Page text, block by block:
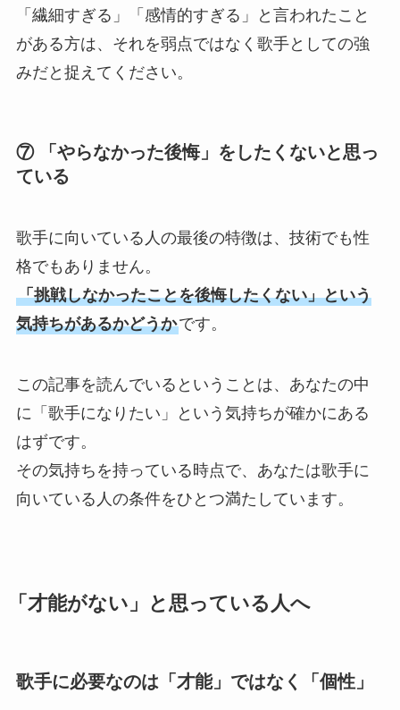
「繊細すぎる」「感情的すぎる」と言われたこと
がある方は、それを弱点ではなく歌手としての強
みだと捉えてください。
⑦ 「やらなかった後悔」をしたくないと思っ
ている
歌手に向いている人の最後の特徴は、技術でも性
格でもありません。
「挑戦しなかったことを後悔したくない」という
気持ちがあるかどうかです。
この記事を読んでいるということは、あなたの中
に「歌手になりたい」という気持ちが確かにある
はずです。
その気持ちを持っている時点で、あなたは歌手に
向いている人の条件をひとつ満たしています。
「才能がない」と思っている人へ
歌手に必要なのは「才能」ではなく「個性」